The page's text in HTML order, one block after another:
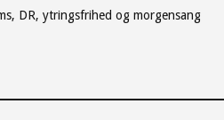
DR, ytringsfrihed og morgensang